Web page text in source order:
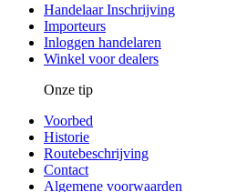
Handelaar Inschrijving
Importeurs
Inloggen handelaren
Winkel voor dealers
Onze tip
Voorbed
Historie
Routebeschrijving
Contact
Algemene voorwaarden